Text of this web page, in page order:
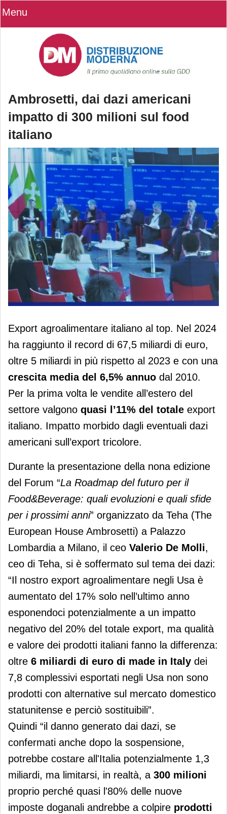
Menu
Ambrosetti, dai dazi americani
impatto di 300 milioni sul food
italiano
Ambrosetti, dai dazi americani
impatto di 300 milioni sul food italiano
Export agroalimentare italiano al top. Nel 2024
ha raggiunto il record di 67,5 miliardi di euro,
oltre 5 miliardi in più rispetto al 2023 e con una
crescita media del 6,5% annuo dal 2010.
Per la prima volta le vendite all’estero del
settore valgono quasi l’11% del totale export
italiano. Impatto morbido dagli eventuali dazi
americani sull’export tricolore.
Durante la presentazione della nona edizione
del Forum “La Roadmap del futuro per il
Food&Beverage: quali evoluzioni e quali sfide
per i prossimi anni” organizzato da Teha (The
European House Ambrosetti) a Palazzo
Lombardia a Milano, il ceo Valerio De Molli,
ceo di Teha, si è soffermato sul tema dei dazi:
“Il nostro export agroalimentare negli Usa è
aumentato del 17% solo nell’ultimo anno
esponendoci potenzialmente a un impatto
negativo del 20% del totale export, ma qualità
e valore dei prodotti italiani fanno la differenza:
oltre 6 miliardi di euro di made in Italy dei
7,8 complessivi esportati negli Usa non sono
prodotti con alternative sul mercato domestico
statunitense e perciò sostituibili”.
Quindi “il danno generato dai dazi, se
confermati anche dopo la sospensione,
potrebbe costare all'Italia potenzialmente 1,3
miliardi, ma limitarsi, in realtà, a 300 milioni
proprio perché quasi l'80% delle nuove
imposte doganali andrebbe a colpire prodotti